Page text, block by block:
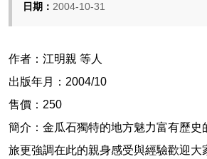
日期： 2004-10-31
作者：江明親 等人
出版年月：2004/10
售價：250
簡介：金瓜石獨特的地方魅力富有歷
旅更強調在此的親身感受與經驗歡迎